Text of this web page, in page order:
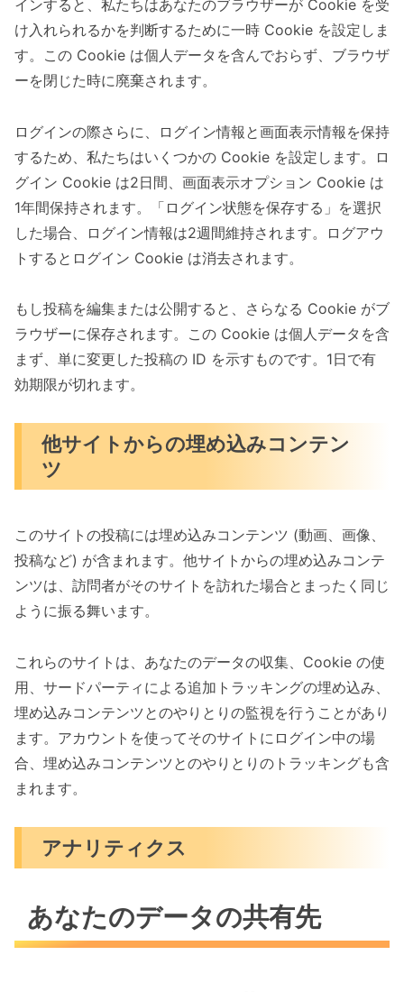
インすると、私たちはあなたのブラウザーが Cookie を受
け入れられるかを判断するために一時 Cookie を設定しま
す。この Cookie は個人データを含んでおらず、ブラウザ
ーを閉じた時に廃棄されます。
ログインの際さらに、ログイン情報と画面表示情報を保持
するため、私たちはいくつかの Cookie を設定します。ロ
グイン Cookie は2日間、画面表示オプション Cookie は
1年間保持されます。「ログイン状態を保存する」を選択
した場合、ログイン情報は2週間維持されます。ログアウ
トするとログイン Cookie は消去されます。
もし投稿を編集または公開すると、さらなる Cookie がブ
ラウザーに保存されます。この Cookie は個人データを含
まず、単に変更した投稿の ID を示すものです。1日で有
効期限が切れます。
他サイトからの埋め込みコンテン
ツ
このサイトの投稿には埋め込みコンテンツ (動画、画像、
投稿など) が含まれます。他サイトからの埋め込みコンテ
ンツは、訪問者がそのサイトを訪れた場合とまったく同じ
ように振る舞います。
これらのサイトは、あなたのデータの収集、Cookie の使
用、サードパーティによる追加トラッキングの埋め込み、
埋め込みコンテンツとのやりとりの監視を行うことがあり
ます。アカウントを使ってそのサイトにログイン中の場
合、埋め込みコンテンツとのやりとりのトラッキングも含
まれます。
アナリティクス
あなたのデータの共有先